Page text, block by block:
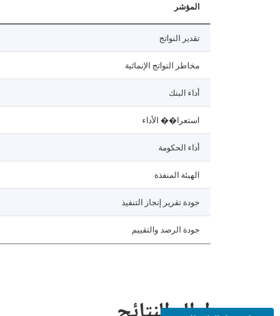
المؤشر
تقدير النواتج
مخاطر النواتج الإنمائية
أداء البنك
استعرا�� الأداء
أداء الحكومة
الهيئة المنفذة
جودة تقرير إنجاز التنفيذ
جودة الرصد والتقييم